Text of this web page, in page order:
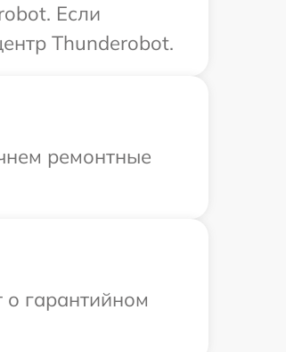
Если
Thunderobot.
ремонтные
гарантийном